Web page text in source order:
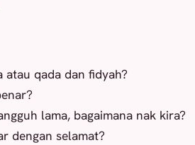
atau qada dan fidyah?
lama, bagaimana nak kira?
dengan selamat?